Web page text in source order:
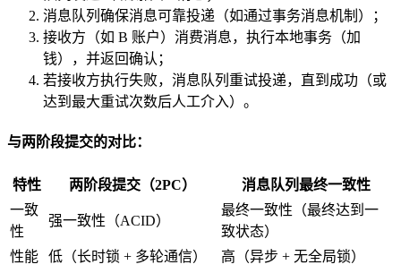
消息队列确保消息可靠投递（如通过事务消息机制）；
接收方（如 B 账户）消费消息，执行本地事务（加
钱），并返回确认；
若接收方执行失败，消息队列重试投递，直到成功（或
达到最大重试次数后人工介入）。
与两阶段提交的对比：
特性 两阶段提交（2PC）
消息队列最终一致性
一致
性
强一致性（ACID）
最终一致性（最终达到一
致状态）
性能
低（长时锁 + 多轮通信）
高（异步 + 无全局锁）